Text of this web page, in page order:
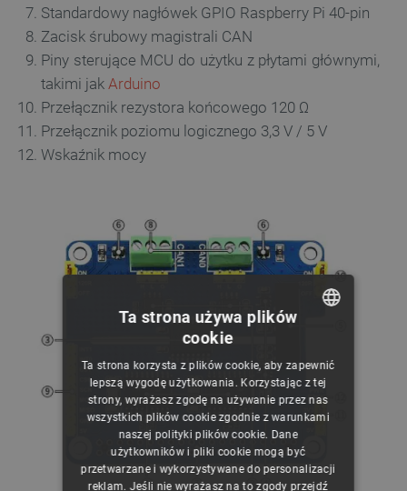
Standardowy nagłówek GPIO Raspberry Pi 40-pin
Zacisk śrubowy magistrali CAN
Piny sterujące MCU do użytku z płytami głównymi,
takimi jak Arduino
Przełącznik rezystora końcowego 120 Ω
Przełącznik poziomu logicznego 3,3 V / 5 V
Wskaźnik mocy
CZECH
ENGLISH
GERMAN
Ta strona używa plików
cookie
Ta strona korzysta z plików cookie, aby zapewnić
lepszą wygodę użytkowania. Korzystając z tej
strony, wyrażasz zgodę na używanie przez nas
wszystkich plików cookie zgodnie z warunkami
naszej polityki plików cookie. Dane
użytkowników i pliki cookie mogą być
przetwarzane i wykorzystywane do personalizacji
reklam. Jeśli nie wyrażasz na to zgody przejdź